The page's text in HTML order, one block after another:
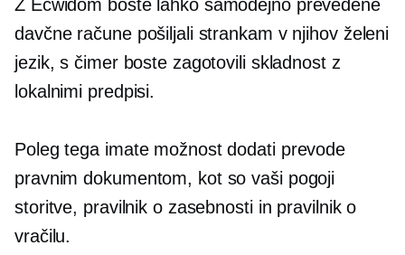
Z Ecwidom boste lahko samodejno prevedene
davčne račune pošiljali strankam v njihov želeni
jezik, s čimer boste zagotovili skladnost z
lokalnimi predpisi.
Poleg tega imate možnost dodati prevode
pravnim dokumentom, kot so vaši pogoji
storitve, pravilnik o zasebnosti in pravilnik o
vračilu.